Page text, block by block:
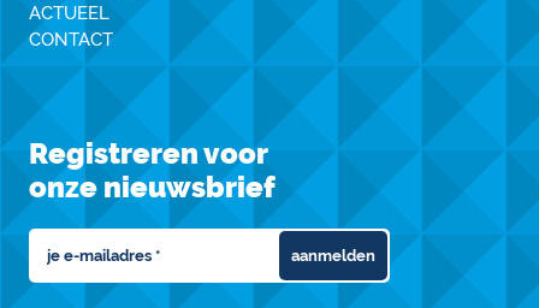
ACTUEEL
CONTACT
Registreren voor
onze nieuwsbrief
aanmelden